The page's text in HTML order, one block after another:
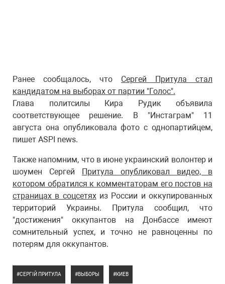
Ранее сообщалось, что Сергей Притула стал
кандидатом на выборах от партии "Голос".
Глава политсилы Кира Рудик объявила
соответствующее решение. В "Инстаграм" 11
августа она опубликовала фото с однопартийцем,
пишет ASPI news.
Также напомним, что в июне украинский волонтер и
шоумен Сергей Притула опубликовал видео, в
котором обратился к комментаторам его постов на
страницах в соцсетяхиз России и оккупированных
территорий Украины. Притула сообщил, что
"достижения" оккупантов на Донбассе имеют
сомнительный успех, и точно не равноценны по
потерям для оккупантов.
СЕРГІЙ ПРИТУЛА ВЫБОРЫ КИЕВ